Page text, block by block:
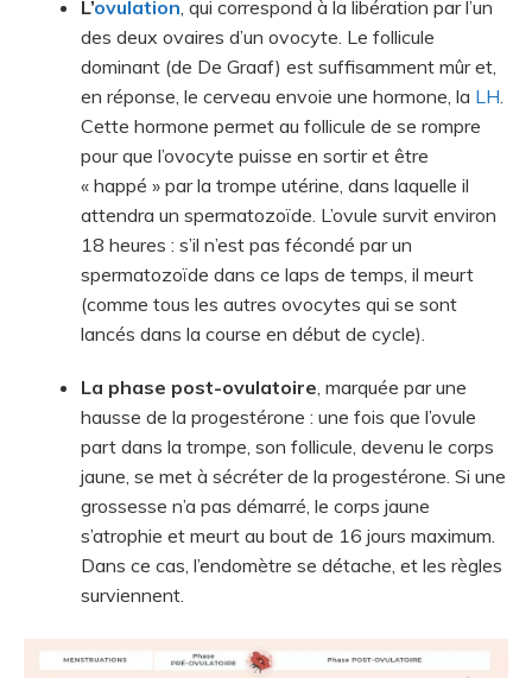
L’ovulation , qui correspond à la libération par l’un
des deux ovaires d’un ovocyte. Le follicule
dominant (de De Graaf) est suffisamment mûr et,
en réponse, le cerveau envoie une hormone, la LH
Cette hormone permet au follicule de se rompre
pour que l’ovocyte puisse en sortir et être
« happé » par la trompe utérine, dans laquelle il
attendra un spermatozoïde. L’ovule survit environ
18 heures : s’il n’est pas fécondé par un
spermatozoïde dans ce laps de temps, il meurt
(comme tous les autres ovocytes qui se sont
lancés dans la course en début de cycle).
La phase post-ovulatoire, marquée par une
hausse de la progestérone : une fois que l’ovule
part dans la trompe, son follicule, devenu le corps
jaune, se met à sécréter de la progestérone. Si une
grossesse n’a pas démarré, le corps jaune
s’atrophie et meurt au bout de 16 jours maximum.
Dans ce cas, l’endomètre se détache, et les règles
surviennent.